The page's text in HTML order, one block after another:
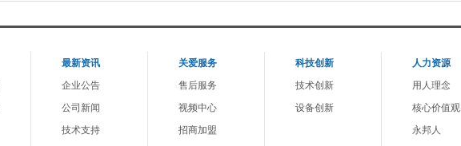
最新资讯
企业公告
公司新闻
技术支持
关爱服务
售后服务
视频中心
招商加盟
科技创新
技术创新
设备创新
人力资源
用人理念
核心价值观
永邦人